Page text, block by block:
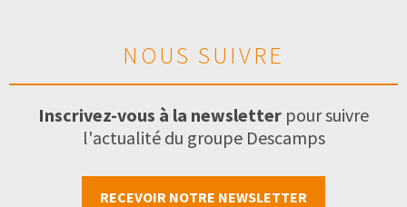
NOUS SUIVRE
Inscrivez-vous à la newsletter pour suivre
l'actualité du groupe Descamps
RECEVOIR NOTRE NEWSLETTER